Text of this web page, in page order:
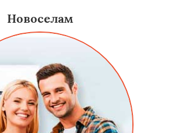
Новоселам